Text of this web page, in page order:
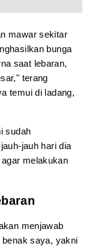
mawar sekitar
bunga
saat lebaran,
terang
temui di ladang,
sudah
jauh hari dia
melakukan
menjawab
saya, yakni